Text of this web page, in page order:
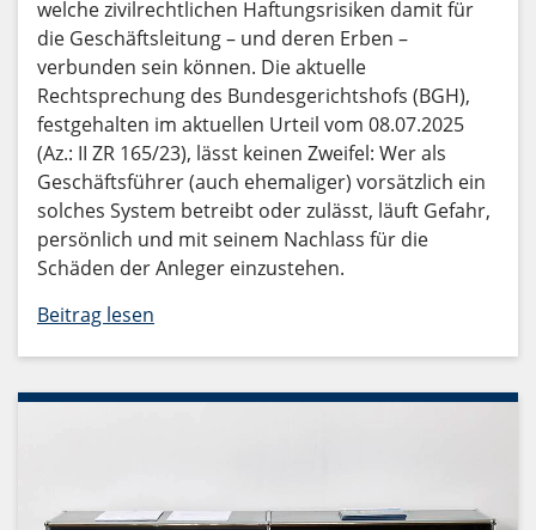
welche zivilrechtlichen Haftungsrisiken damit für
die Geschäftsleitung – und deren Erben –
verbunden sein können. Die aktuelle
Rechtsprechung des Bundesgerichtshofs (BGH),
festgehalten im aktuellen Urteil vom 08.07.2025
(Az.: II ZR 165/23), lässt keinen Zweifel: Wer als
Geschäftsführer (auch ehemaliger) vorsätzlich ein
solches System betreibt oder zulässt, läuft Gefahr,
persönlich und mit seinem Nachlass für die
Schäden der Anleger einzustehen.
Beitrag lesen